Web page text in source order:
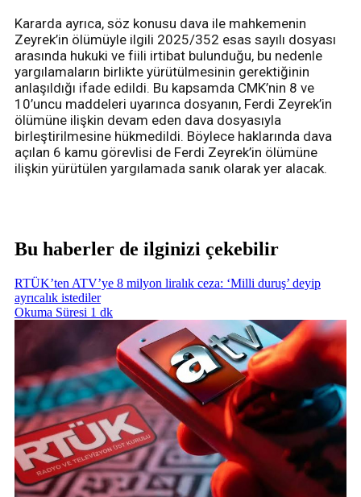
Kararda ayrıca, söz konusu dava ile mahkemenin
Zeyrek’in ölümüyle ilgili 2025/352 esas sayılı dosyası
arasında hukuki ve fiili irtibat bulunduğu, bu nedenle
yargılamaların birlikte yürütülmesinin gerektiğinin
anlaşıldığı ifade edildi. Bu kapsamda CMK’nin 8 ve
10’uncu maddeleri uyarınca dosyanın, Ferdi Zeyrek’in
ölümüne ilişkin devam eden dava dosyasıyla
birleştirilmesine hükmedildi. Böylece haklarında dava
açılan 6 kamu görevlisi de Ferdi Zeyrek’in ölümüne
ilişkin yürütülen yargılamada sanık olarak yer alacak.
Bu haberler de ilginizi çekebilir
RTÜK’ten ATV’ye 8 milyon liralık ceza: ‘Milli duruş’ deyip
ayrıcalık istediler
Okuma Süresi 1 dk